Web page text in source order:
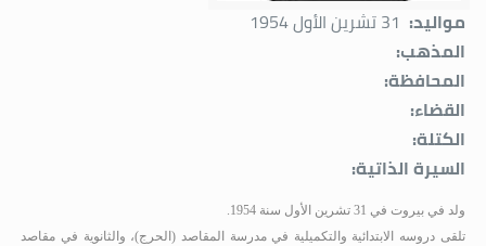
مواليد: 31 تشرين الأول 1954
المذهب:
المحافظة:
القضاء:
الكتلة:
السيرة الذاتية:
ولد في بيروت في 31 تشرين الأول سنة 1954
.
تلقى دروسه الابتدائية والتكميلية في مدرسة المقاصد (الحرج)، والثانوية في مقاصد